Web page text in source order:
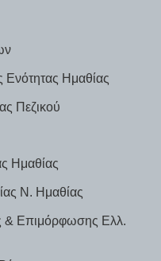
Ενότητας Ημαθίας
Πεζικού
Ημαθίας
Ν. Ημαθίας
& Επιμόρφωσης Ελλ.